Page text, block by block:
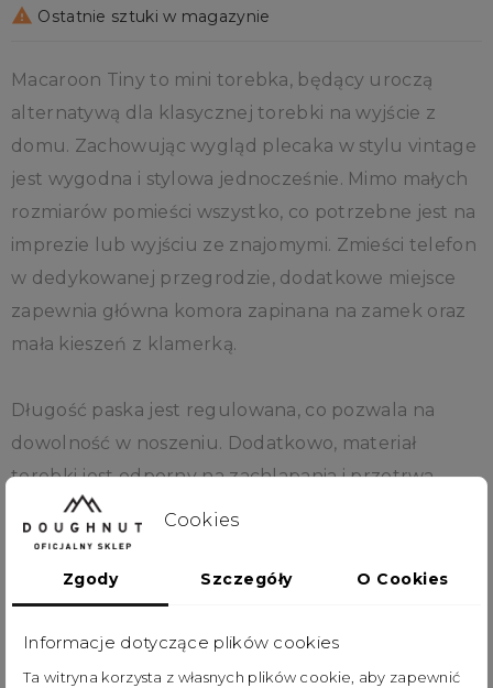
 Ostatnie sztuki w magazynie
Macaroon Tiny to mini torebka, będący uroczą
alternatywą dla klasycznej torebki na wyjście z
domu. Zachowując wygląd plecaka w stylu vintage
jest wygodna i stylowa jednocześnie. Mimo małych
rozmiarów pomieści wszystko, co potrzebne jest na
imprezie lub wyjściu ze znajomymi. Zmieści telefon
w dedykowanej przegrodzie, dodatkowe miejsce
zapewnia główna komora zapinana na zamek oraz
mała kieszeń z klamerką.
Długość paska jest regulowana, co pozwala na
dowolność w noszeniu. Dodatkowo, materiał
torebki jest odporny na zachlapania i przetrwa
niespodziewany deszcz podczas spotkania.
Gamescape Series to uśmiech w stronę wszystkich
wielbicieli gier. Seria wnosi 8-bitową inspirację do
klasycznych produktów. Wychodzimy z założenia,
że poświęcanie się graniu to nie ucieczka od
Cookies
Zgody Szczegóły O Cookies
Informacje dotyczące plików cookies
Ta witryna korzysta z własnych plików cookie, aby zapewnić